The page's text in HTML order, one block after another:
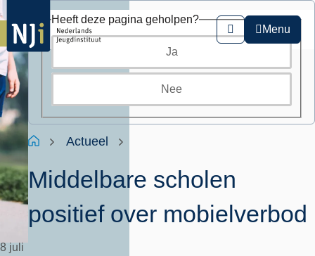
Overslaan
en
naar
de
inhoud
gaan
Zoeken
Menu
Kruimelpad
HomeActueel
Middelbare scholen
positief over mobielverbod
8 juli
Heeft deze pagina geholpen?
Ja
Nee